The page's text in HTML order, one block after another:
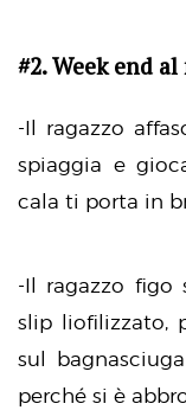
#2. Week end
-Il ragazzo
spiaggia e
cala ti porta in
-Il ragazzo figo
slip liofilizzato,
sul
perché si è